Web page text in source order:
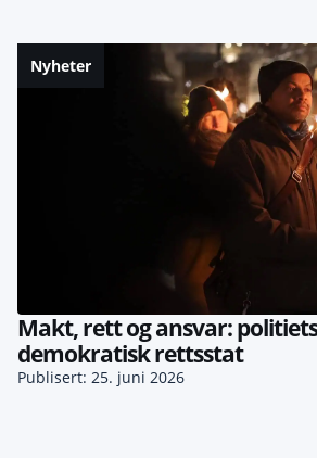
Nyheter
Makt, rett og ansvar:
demokratisk rettsstat
Publisert: 25. juni 2026